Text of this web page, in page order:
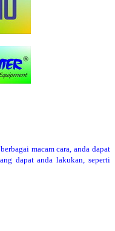
macam cara, anda dapat
dapat anda lakukan, seperti